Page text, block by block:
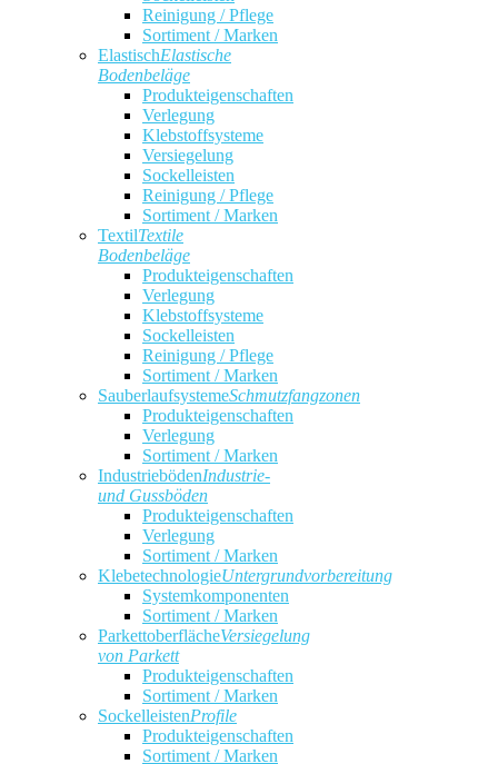
Reinigung / Pflege
Sortiment / Marken
ElastischElastische
Bodenbeläge
Produkteigenschaften
Verlegung
Klebstoffsysteme
Versiegelung
Sockelleisten
Reinigung / Pflege
Sortiment / Marken
TextilTextile
Bodenbeläge
Produkteigenschaften
Verlegung
Klebstoffsysteme
Sockelleisten
Reinigung / Pflege
Sortiment / Marken
SauberlaufsystemeSchmutzfangzonen
Produkteigenschaften
Verlegung
Sortiment / Marken
IndustriebödenIndustrie-
und Gussböden
Produkteigenschaften
Verlegung
Sortiment / Marken
KlebetechnologieUntergrundvorbereitung
Systemkomponenten
Sortiment / Marken
ParkettoberflächeVersiegelung
von Parkett
Produkteigenschaften
Sortiment / Marken
SockelleistenProfile
Produkteigenschaften
Sortiment / Marken